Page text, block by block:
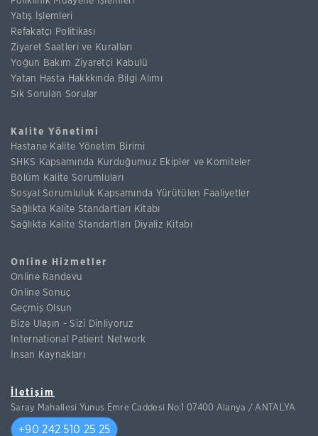
Yatış İşlemleri
Refakatçı Politikası
Ziyaret Saatleri ve Kuralları
Yoğun Bakım Ziyaretçi Kabulü
Yatan Hasta Hakkkında Bilgi Alımı
Sık Sorulan Sorular
Kalite Yönetimi
Hastane Kalite Yönetim Birimi
SHKS Kapsamında Kurduğumuz Ekipler ve Komiteler
Bölüm Kalite Sorumluları
Sosyal Sorumluluk Kapsamında Yürütülen Faaliyetler
Sağlıkta Kalite Standartları Kitabı
Sağlıkta Kalite Standartları Diyaliz Kitabı
Online Hizmetler
Online Randevu
Online Sonuç
Geçmiş Olsun
Bize Ulaşın - Sizi Dinliyoruz
International Patient Network
İnsan Kaynakları
İletişim
Saray Mahallesi Yunus Emre Caddesi No:1 07400 Alanya / ANTALYA
+90 242 510 25 25